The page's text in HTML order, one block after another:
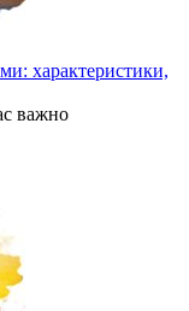
характеристики,
важно